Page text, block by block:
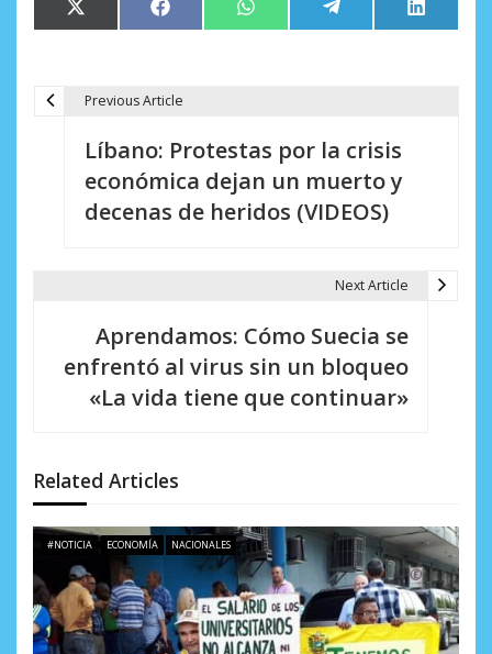
Compartir
en
X
(Twitter)
Compartir
en
Facebook Compartir
en
WhatsApp Compartir
en
Telegram
en
LinkedIn
n
d
e
n
Previous Article
Líbano: Protestas por la crisis
económica dejan un muerto y
decenas de heridos (VIDEOS)
Next Article
Aprendamos: Cómo Suecia se
enfrentó al virus sin un bloqueo
«La vida tiene que continuar»
Related Articles
#NOTICIA ECONOMÍA NACIONALES